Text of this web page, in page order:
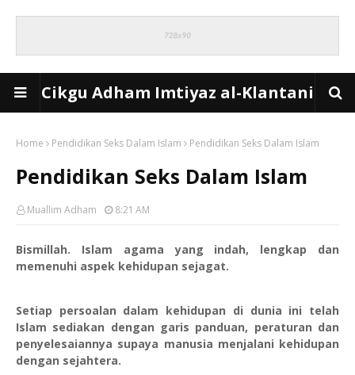
Cikgu Adham Imtiyaz al-Klantani
Home Pendidikan Seks Dalam Islam Pendidikan Seks Dalam Islam
Pendidikan Seks Dalam Islam
Muallim Adham 8:21 AM
Bismillah. Islam agama yang indah, lengkap dan
memenuhi aspek kehidupan sejagat.
Setiap persoalan dalam kehidupan di dunia ini telah
Islam sediakan dengan garis panduan, peraturan dan
penyelesaiannya supaya manusia menjalani kehidupan
dengan sejahtera.